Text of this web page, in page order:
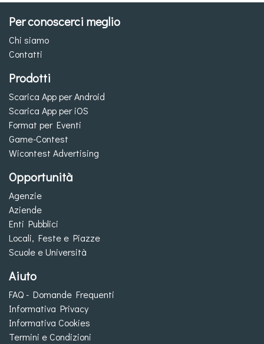
Per conoscerci meglio
Chi siamo
Contatti
Prodotti
Scarica App per Android
Scarica App per iOS
Format per Eventi
Game-Contest
Wicontest Advertising
Opportunità
Agenzie
Aziende
Enti Pubblici
Locali, Feste e Piazze
Scuole e Università
Aiuto
FAQ - Domande Frequenti
Informativa Privacy
Informativa Cookies
Termini e Condizioni